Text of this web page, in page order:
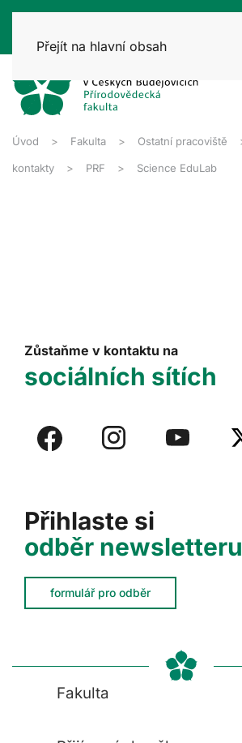
Přejít na hlavní obsah
Úvod Fakulta Ostatní pracoviště
kontakty PRF Science EduLab
Přihlaste si
odběr newsletteru
formulář pro odběr
Zůstaňme v kontaktu na
sociálních sítích
Fakulta